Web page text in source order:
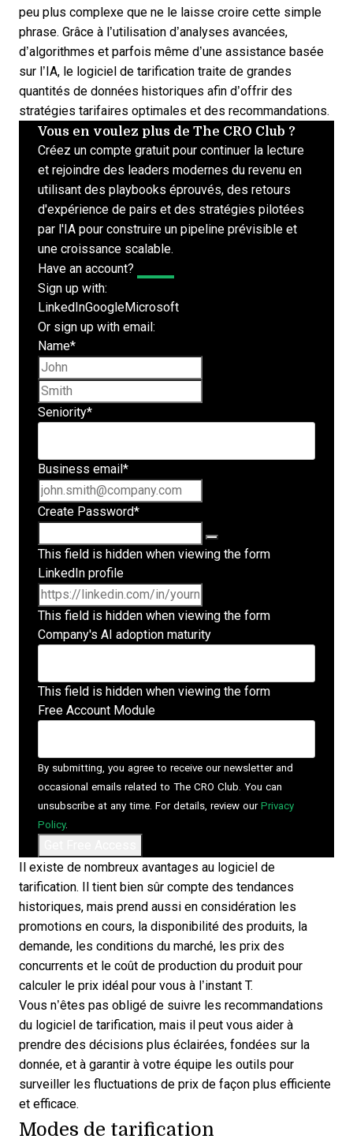
peu plus complexe que ne le laisse croire cette simple
phrase. Grâce à l’utilisation d’analyses avancées,
d’algorithmes et parfois même d’une assistance basée
sur l’IA, le logiciel de tarification traite de grandes
quantités de données historiques afin d’offrir des
stratégies tarifaires optimales et des recommandations.
Vous en voulez plus de The CRO Club ?
Créez un compte gratuit pour continuer la lecture
et rejoindre des leaders modernes du revenu en
utilisant des playbooks éprouvés, des retours
d'expérience de pairs et des stratégies pilotées
par l'IA pour construire un pipeline prévisible et
une croissance scalable.
Have an account?
Sign up with:
LinkedInGoogleMicrosoft
Or sign up with email:
Name*
Seniority*
Business email *
Create Password*
This field is hidden when viewing the form
LinkedIn profile
This field is hidden when viewing the form
Company's AI adoption maturity
This field is hidden when viewing the form
Free Account Module
By submitting, you agree to receive our newsletter and
occasional emails related to The CRO Club. You can
unsubscribe at any time. For details, review our Privacy
Policy.
Il existe de nombreux avantages au logiciel de
tarification. Il tient bien sûr compte des tendances
historiques, mais prend aussi en considération les
promotions en cours, la disponibilité des produits, la
demande, les conditions du marché, les prix des
concurrents et le coût de production du produit pour
calculer le prix idéal pour vous à l’instant T.
Vous n’êtes pas obligé de suivre les recommandations
du logiciel de tarification, mais il peut vous aider à
prendre des décisions plus éclairées, fondées sur la
donnée, et à garantir à votre équipe les outils pour
surveiller les fluctuations de prix de façon plus efficiente
et efficace.
Modes de tarification